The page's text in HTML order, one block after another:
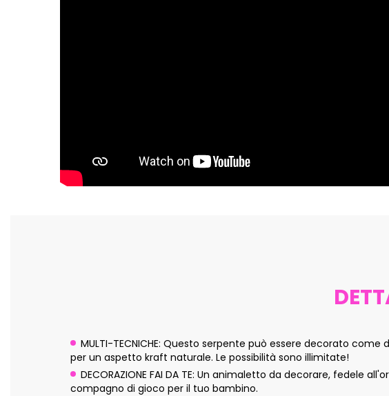
MULTI-TECNICHE: Questo serpente può essere decorato
per un aspetto kraft naturale. Le possibilità sono illimitate!
DECORAZIONE FAI DA TE: Un animaletto da decorare, fedele
compagno di gioco per il tuo bambino.